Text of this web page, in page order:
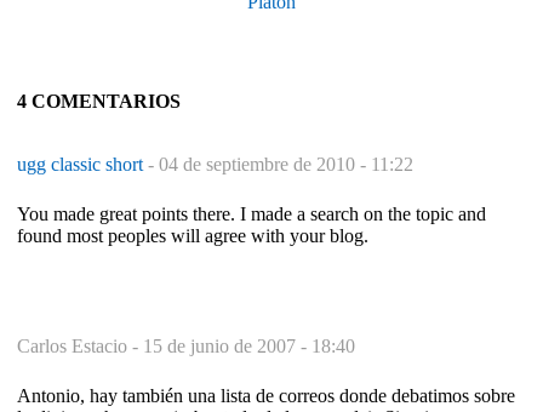
4 COMENTARIOS
ugg classic short - 04 de septiembre de 2010 - 11:22
You made great points there. I made a search on the topic and
found most peoples will agree with your blog.
Carlos Estacio - 15 de junio de 2007 - 18:40
Antonio, hay también una lista de correos donde debatimos sobre